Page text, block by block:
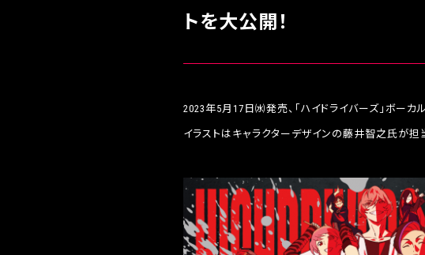
トを大公開！
2023年5月17日㈬発売、「ハイドライバーズ」ボーカ
イラストはキャラクターデザインの藤井智之氏が担